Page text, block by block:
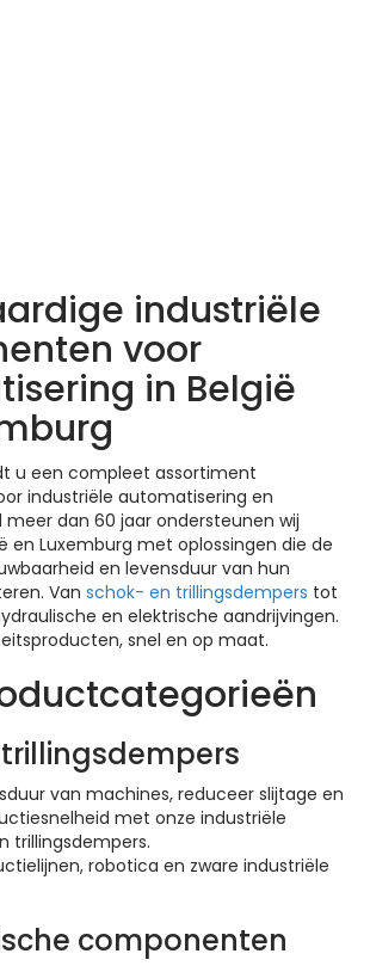
industriële
voor
in België
u een compleet assortiment
industriële automatisering en
meer dan 60 jaar ondersteunen wij
en Luxemburg met oplossingen die de
en levensduur van hun
Van schok- en trillingsdempers tot
en elektrische aandrijvingen.
snel en op maat.
van machines, reduceer slijtage en
met onze industriële
trillingsdempers.
robotica en zware industriële
componenten